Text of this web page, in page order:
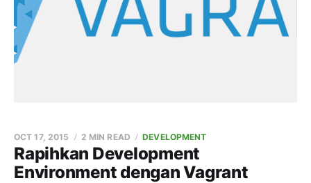
Rapihkan Development
Environment dengan Vagrant
OCT 17, 2015 2 MIN READ DEVELOPMENT